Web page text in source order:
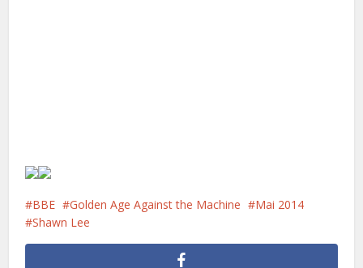
BBE Golden Age Against the Machine
Mai 2014
Shawn Lee